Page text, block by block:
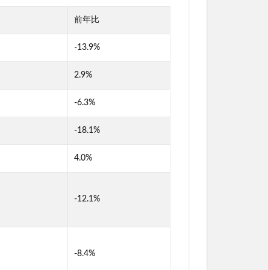
前年比
-13.9%
2.9%
-6.3%
-18.1%
4.0%
-12.1%
-8.4%